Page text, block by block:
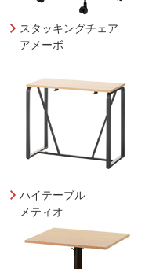
スタッキングチェア
アメーボ
ハイテーブル
メティオ